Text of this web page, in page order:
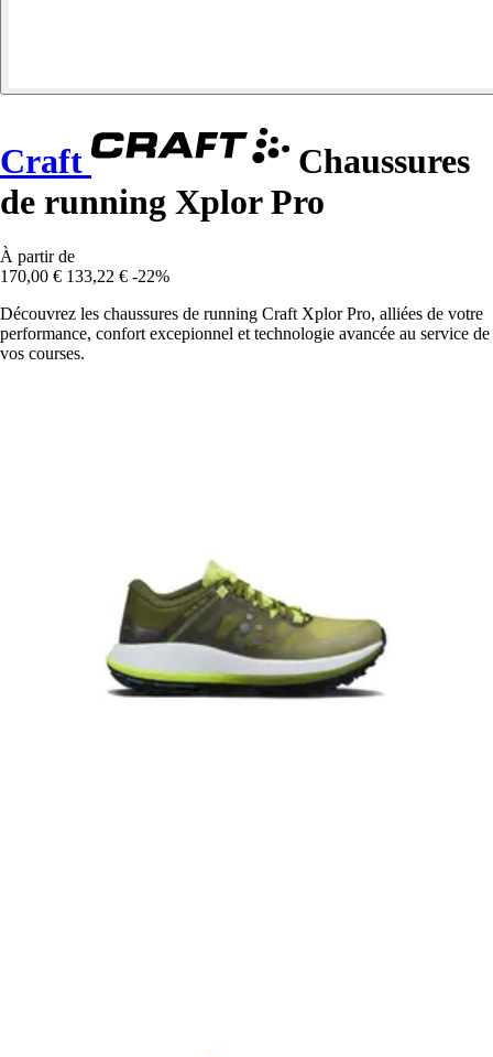
Craft
Chaussures
de running Xplor Pro
À partir de
170,00 € 133,22 € -22%
Découvrez les chaussures de running Craft Xplor Pro, alliées de votre
performance, confort excepionnel et technologie avancée au service de
vos courses.